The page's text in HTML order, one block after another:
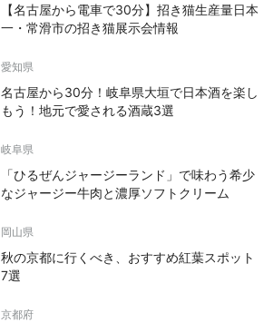
【名古屋から電車で30分】招き猫生産量日本
一・常滑市の招き猫展示会情報
愛知県
名古屋から30分！岐阜県大垣で日本酒を楽し
もう！地元で愛される酒蔵3選
岐阜県
「ひるぜんジャージーランド」で味わう希少
なジャージー牛肉と濃厚ソフトクリーム
岡山県
秋の京都に行くべき、おすすめ紅葉スポット
7選
京都府